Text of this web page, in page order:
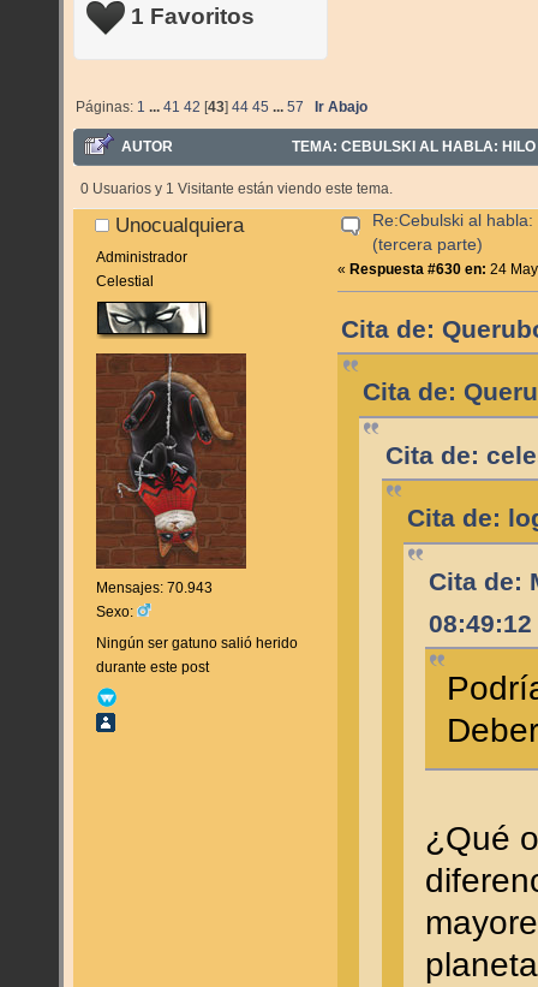
1 Favoritos
Páginas: 1 ...41 42 [43]44 45 ...57 Ir Abajo
AUTOR TEMA: CEBULSKI AL HABLA:
0 Usuarios y 1 Visitante están viendo este tema.
Unocualquiera
Administrador
Celestial
Mensajes: 70.943
Sexo:
Ningún ser gatuno salió herido
durante este post
Re:Cebulski al
(tercera parte)
«Respuesta #630 en: 24
Cita de:
Cita de:
Cita de:
Cita de:
Cita de:
08:49:12
¿Qué